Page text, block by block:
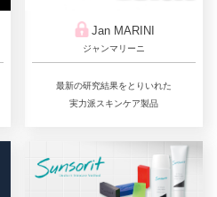
Jan MARINI
ジャンマリーニ
最新の研究結果をとりいれた
実力派スキンケア製品